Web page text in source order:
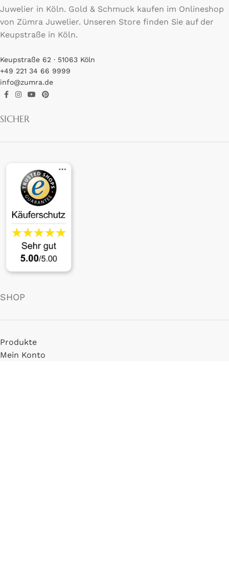
Juwelier in Köln. Gold & Schmuck kaufen im Onlineshop
von Zümra Juwelier. Unseren Store finden Sie auf der
Keupstraße in Köln.
Keupstraße 62 · 51063 Köln
+49 221 34 66 9999
info@zumra.de
SICHER
SHOP
Produkte
Mein Konto